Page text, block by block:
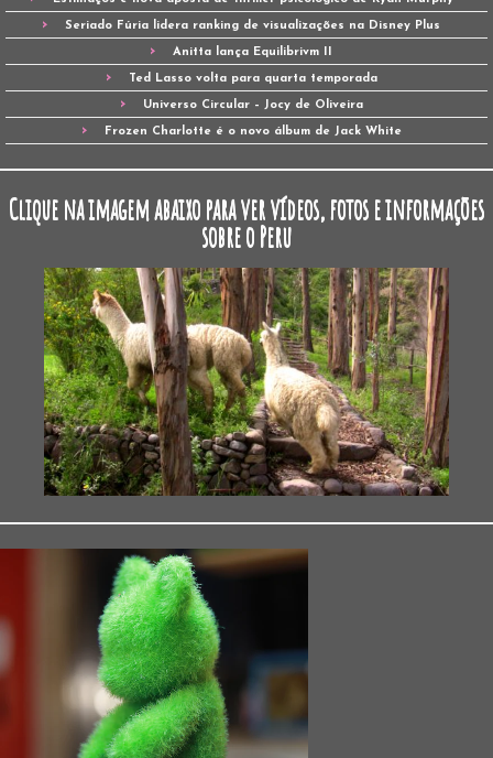
Seriado Fúria lidera ranking de visualizações na Disney Plus
Anitta lança Equilibrivm II
Ted Lasso volta para quarta temporada
Universo Circular – Jocy de Oliveira
Frozen Charlotte é o novo álbum de Jack White
Clique na imagem abaixo para ver vídeos, fotos e informações
sobre o Peru